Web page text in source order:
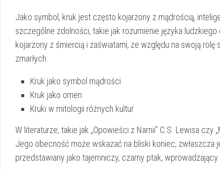
Jako ⁢symbol, ⁢kruk jest często kojarzony ⁢z mądrością,
‍szczególne zdolności, takie jak rozumienie języka
kojarzony⁤ z​ śmiercią i zaświatami, ze względu na swoją
zmarłych.
Kruk jako symbol mądrości
Kruk jako⁤ omen
Kruki w mitologii różnych⁣ kultur
W literaturze, ​takie jak‍ „Opowieści z ​Narnii” C.S. Lewisa ⁤czy‍
Jego obecność⁤ może wskazać na bliski koniec, zwłaszcza
przedstawiany jako ⁣tajemniczy,‌ czarny ptak,